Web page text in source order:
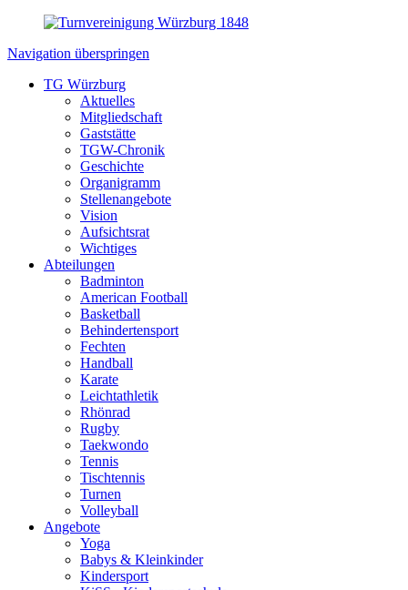
Navigation überspringen
TG Würzburg
Aktuelles
Mitgliedschaft
Gaststätte
TGW-Chronik
Geschichte
Organigramm
Stellenangebote
Vision
Aufsichtsrat
Wichtiges
Abteilungen
Badminton
American Football
Basketball
Behindertensport
Fechten
Handball
Karate
Leichtathletik
Rhönrad
Rugby
Taekwondo
Tennis
Tischtennis
Turnen
Volleyball
Angebote
Yoga
Babys & Kleinkinder
Kindersport